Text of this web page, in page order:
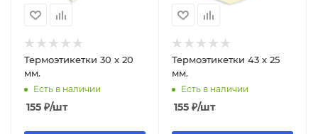
Термоэтикетки 30 х 20
мм.
Есть в наличии
155 ₽/шт
Термоэтикетки 43 х 25
мм.
Есть в наличии
155 ₽/шт